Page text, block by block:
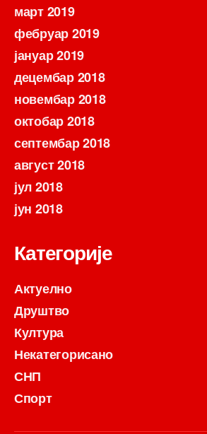
март 2019
фебруар 2019
јануар 2019
децембар 2018
новембар 2018
октобар 2018
септембар 2018
август 2018
јул 2018
јун 2018
Категорије
Актуелно
Друштво
Култура
Некатегорисано
СНП
Спорт